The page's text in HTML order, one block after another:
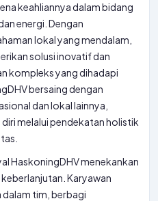
keahliannya dalam bidang
energi. Dengan
lokal yang mendalam,
solusi inovatif dan
kompleks yang dihadapi
bersaing dengan
dan lokal lainnya,
melalui pendekatan holistik
HaskoningDHV menekankan
Karyawan
tim, berbagi